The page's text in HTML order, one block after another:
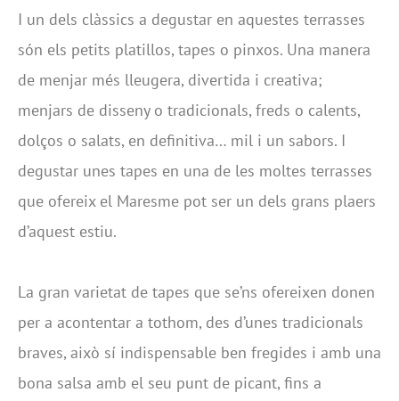
I un dels clàssics a degustar en aquestes terrasses
són els petits platillos, tapes o pinxos. Una manera
de menjar més lleugera, divertida i creativa;
menjars de disseny o tradicionals, freds o calents,
dolços o salats, en definitiva… mil i un sabors. I
degustar unes tapes en una de les moltes terrasses
que ofereix el Maresme pot ser un dels grans plaers
d’aquest estiu.
La gran varietat de tapes que se’ns ofereixen donen
per a acontentar a tothom, des d’unes tradicionals
braves, això sí indispensable ben fregides i amb una
bona salsa amb el seu punt de picant, fins a